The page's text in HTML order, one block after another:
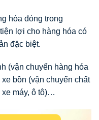
hóa đóng trong
lợi cho hàng hóa có
đặc biệt.
(vận chuyển hàng hóa
bồn (vận chuyển chất
xe máy, ô tô)…